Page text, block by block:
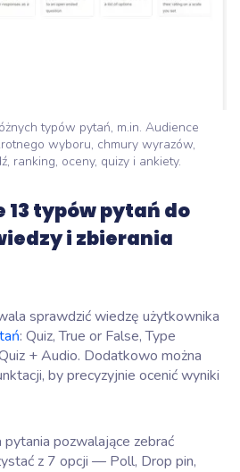
typów pytań, m.in. Audience
wyboru, chmury wyrazów,
ranking, oceny, quizy i ankiety.
typów pytań do
i zbierania
sprawdzić wiedzę użytkownika
: Quiz, True or False, Type
+ Audio. Dodatkowo można
by precyzyjnie ocenić wyniki
pozwalające zebrać
z 7 opcji — Poll, Drop pin,